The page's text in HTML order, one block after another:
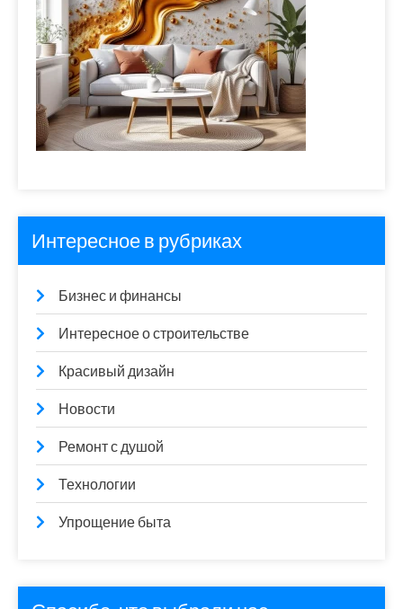
Интересное в рубриках
Бизнес и финансы
Интересное о строительстве
Красивый дизайн
Новости
Ремонт с душой
Технологии
Упрощение быта